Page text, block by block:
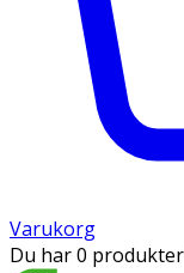
Varukorg
Du har 0